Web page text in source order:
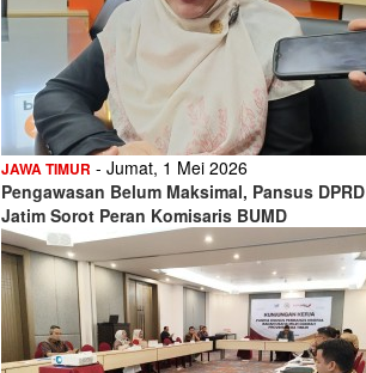
JAWA TIMUR - Jumat, 1 Mei 2026
Pengawasan Belum Maksimal, Pansus DPRD
Jatim Sorot Peran Komisaris BUMD